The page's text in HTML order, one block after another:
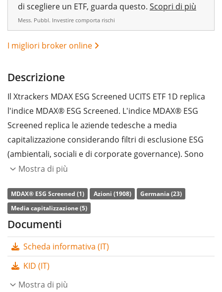
di scegliere un ETF, guarda questo. Scopri di più
Mess. Pubbl. Investire comporta rischi
I migliori broker online
Descrizione
Il Xtrackers MDAX ESG Screened UCITS ETF 1D replica
l'indice MDAX® ESG Screened. L'indice MDAX® ESG
Screened replica le aziende tedesche a media
capitalizzazione considerando filtri di esclusione ESG
(ambientali, sociali e di corporate governance). Sono
escluse aziende che si occupano di armi, armamenti,
nucleare e aziende che violano i principi del Global
Compact delle Nazioni Unite. L'indice di riferimento è il
MDAX®. Le aziende escluse non vengono sostituite. Il
peso massimo di una società è il 10%.
L’indice dispesa complessiva
Mostra di più
MDAX® ESG Screened (1) Azioni (1908)
Germania (23)
Media capitalizzazione (5)
Documenti
Scheda informativa (IT)
KID (IT)
Mostra di più